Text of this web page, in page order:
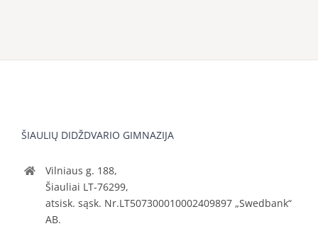
ŠIAULIŲ DIDŽDVARIO GIMNAZIJA
Vilniaus g. 188,
Šiauliai LT-76299,
atsisk. sąsk. Nr.LT507300010002409897 „Swedbank“
AB.